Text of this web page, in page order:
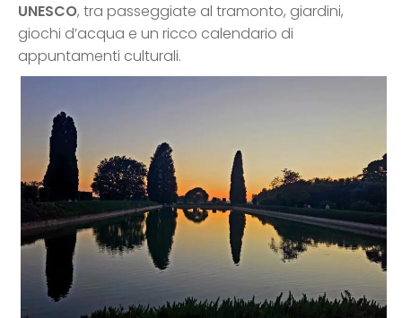
UNESCO, tra passeggiate al tramonto, giardini,
giochi d’acqua e un ricco calendario di
appuntamenti culturali.